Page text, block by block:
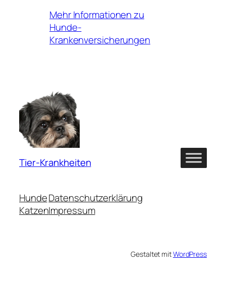
Mehr Informationen zu
Hunde-
Krankenversicherungen
Tier-Krankheiten
Hunde
Katzen
Datenschutzerklärung
Impressum
Gestaltet mitWordPress